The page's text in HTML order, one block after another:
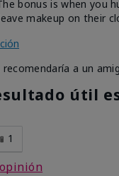
bonus is when you
makeup on their
recomendaría a un
útil
1